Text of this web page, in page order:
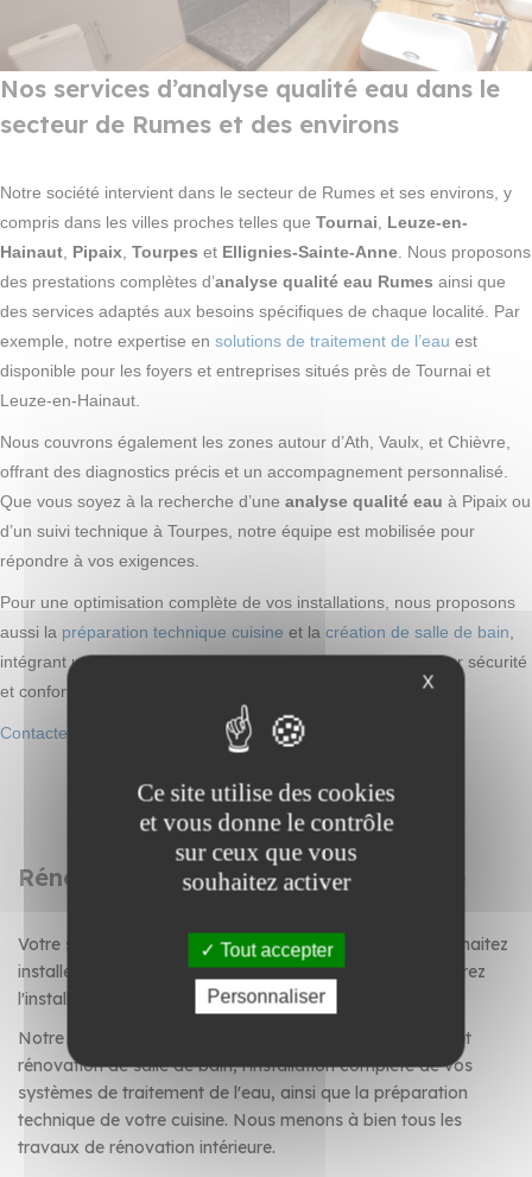
Nos services d’analyse qualité eau dans le
secteur de Rumes et des environs
Notre société intervient dans le secteur de Rumes et ses environs, y
compris dans les villes proches telles que Tournai, Leuze-en-
Hainaut, Pipaix, Tourpes et Ellignies-Sainte-Anne. Nous proposons
des prestations complètes d’analyse qualité eau Rumes ainsi que
des services adaptés aux besoins spécifiques de chaque localité. Par
exemple, notre expertise en solutions de traitement de l’eau est
disponible pour les foyers et entreprises situés près de Tournai et
Leuze-en-Hainaut.
Nous couvrons également les zones autour d’Ath, Vaulx, et Chièvre,
offrant des diagnostics précis et un accompagnement personnalisé.
Que vous soyez à la recherche d’une analyse qualité eau à Pipaix ou
d’un suivi technique à Tourpes, notre équipe est mobilisée pour
répondre à vos exigences.
Pour une optimisation complète de vos installations, nous proposons
aussi la préparation technique cuisine et la création de salle de bain,
intégrant un contrôle strict de la qualité de l’eau afin d’assurer sécurité
et confort.
Contactez-nous pour un devis ou une intervention rapide.
Rénovation de salle de bain et cuisine
Votre salle de bain demande une rénovation ? Vous souhaitez
installer un système de traitement de l'eau ? Vous préparez
l'installation d'une nouvelle cuisine ?
Notre équipe d'experts réalise vos travaux de création et
rénovation de salle de bain, l'installation complète de vos
systèmes de traitement de l'eau, ainsi que la préparation
technique de votre cuisine. Nous menons à bien tous les
travaux de rénovation intérieure.
X
Ce site utilise des cookies
et vous donne le contrôle
sur ceux que vous
souhaitez activer
Tout accepter
Personnaliser